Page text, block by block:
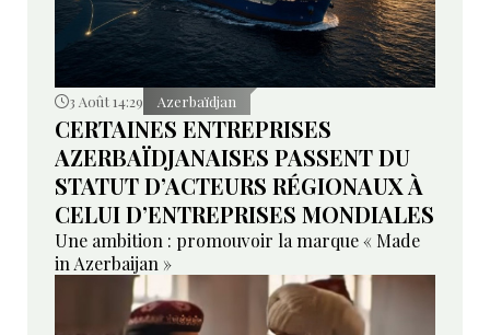
3 Août 14:29 Azerbaïdjan
CERTAINES ENTREPRISES
AZERBAÏDJANAISES PASSENT DU
STATUT D’ACTEURS RÉGIONAUX À
CELUI D’ENTREPRISES MONDIALES
Une ambition : promouvoir la marque « Made
in Azerbaijan »